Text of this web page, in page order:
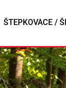
ŠTEPKOVACE /